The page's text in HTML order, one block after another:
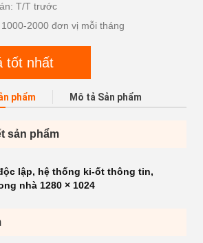
T/T trước
2000 đơn vị mỗi tháng
tốt nhất
phẩm Mô tả Sản phẩm
sản phẩm
lập, hệ thống ki-ốt thông tin,
nhà 1280 × 1024